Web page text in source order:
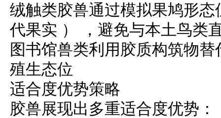
绒触类胶兽通过模拟果鸠形
代果实 ） ，避免与本土鸟类
图书馆兽类利用胶质构筑物
殖生态位
适合度优势策略
胶兽展现出多重适合度优势：